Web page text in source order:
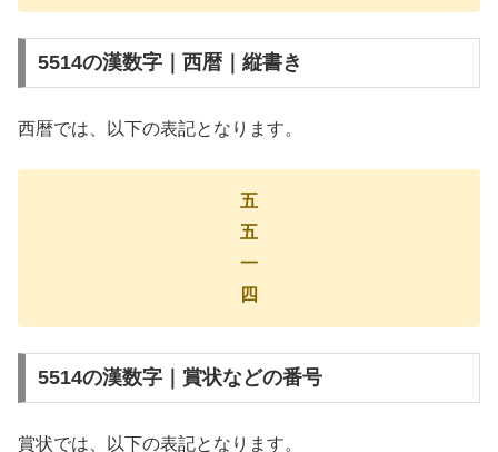
5514の漢数字｜西暦｜縦書き
西暦では、以下の表記となります。
五
五
一
四
5514の漢数字｜賞状などの番号
賞状では、以下の表記となります。